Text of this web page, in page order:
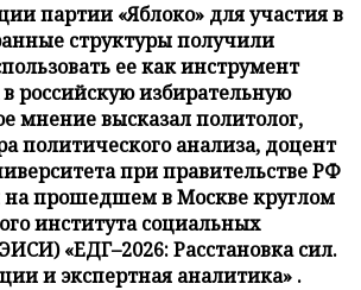
партии «Яблоко» для участия в
структуры получили
ее как инструмент
российскую избирательную
мнение высказал политолог,
политического анализа, доцент
при правительстве РФ
прошедшем в Москве круглом
института социальных
«ЕДГ–2026: Расстановка сил.
и экспертная аналитика» .